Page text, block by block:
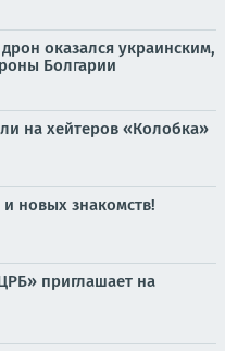
оказался украинским,
Болгарии
на хейтеров «Колобка»
новых знакомств!
приглашает на